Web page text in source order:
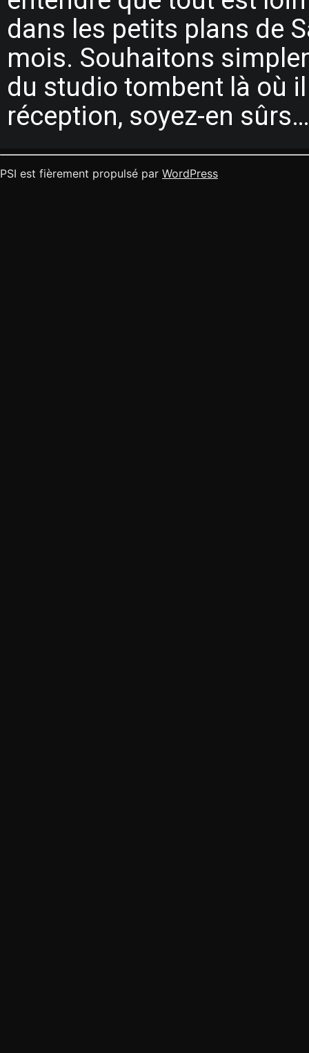
dans les petits plans de
mois. Souhaitons
du studio tombent là où
réception, soyez-en sûrs…
PSI est fièrement propulsé par WordPress